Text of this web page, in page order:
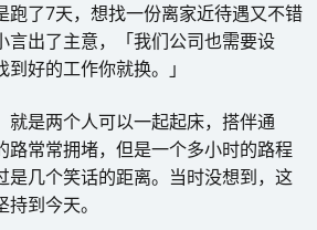
跑了7天，想找一份离家近待遇又不错
言出了主意，「我们公司也需要设
好的工作你就换。」
就是两个人可以一起起床，搭伴通
路常常拥堵，但是一个多小时的路程
是几个笑话的距离。当时没想到，这
到今天。